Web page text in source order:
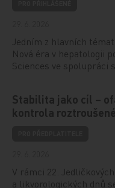
Jedním z hlavních
Nová éra v hepatologii
Sciences ve spolupráci
Stabilita jako cíl –
kontrola
V rámci 22.
a likvorologických dnů